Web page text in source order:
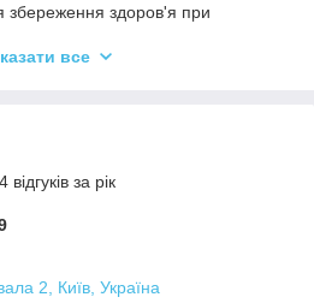
здоров'я при
моделі за розумною ціною. Зробіть
все
за рік
2, Київ, Україна